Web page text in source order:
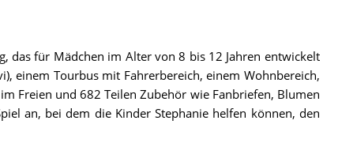
das für Mädchen im Alter von 8 bis 12 Jahren entwickelt
einem Tourbus mit Fahrerbereich, einem Wohnbereich,
Freien und 682 Teilen Zubehör wie Fanbriefen, Blumen
an, bei dem die Kinder Stephanie helfen können, den